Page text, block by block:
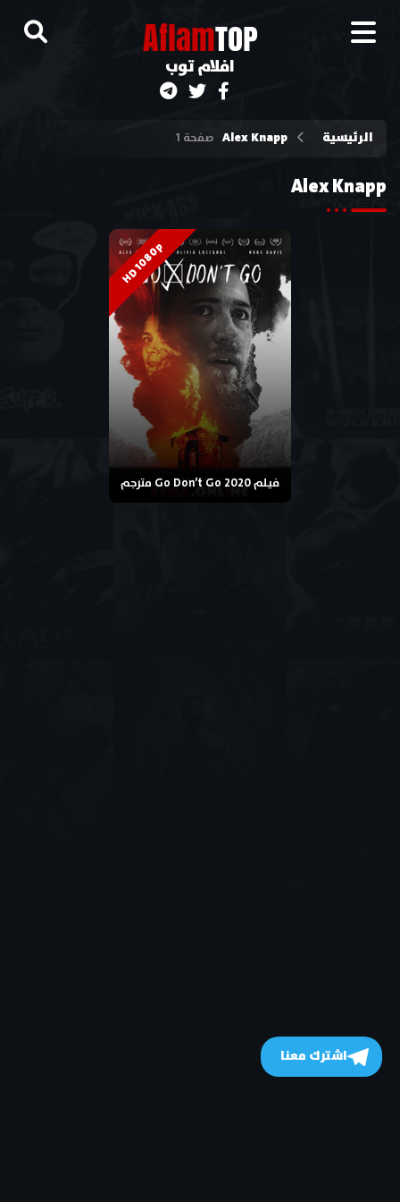
AflamTOP
افلام توب
الرئيسية Alex Knapp صفحة 1
Alex Knapp
HD 1080p
فيلم Go Don’t Go 2020 مترجم
اشترك معنا